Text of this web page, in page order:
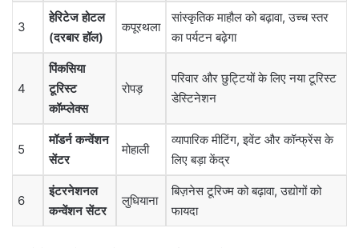
3
हेरिटेज होटल
(दरबार हॉल)
कपूरथला
सांस्कृतिक माहौल को बढ़ावा, उच्च स्तर
का पर्यटन बढ़ेगा
4
पिंकसिया
टूरिस्ट
कॉम्प्लेक्स
रोपड़
परिवार और छुट्टियों के लिए नया टूरिस्ट
डेस्टिनेशन
5
मॉडर्न कन्वेंशन
सेंटर
मोहाली
व्यापारिक मीटिंग, इवेंट और कॉन्फ्रेंस के
लिए बड़ा केंद्र
6
इंटरनेशनल
कन्वेंशन सेंटर
लुधियाना
बिज़नेस टूरिज्म को बढ़ावा, उद्योगों को
फायदा